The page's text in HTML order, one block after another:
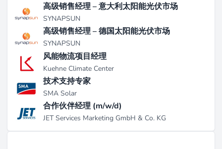
自2015年以来，IEEFA通过对印度电力分配效率、可再
生能源投资竞争力及化石燃料不可行性的详细财务评
估，在推动印度可再生能源转型方面发挥了重要作用。
他们的研究支持了印度的电气化努力以及智能电网和替
代电源基础设施的发展（来源：
球范围内，IEEFA的分析为投资者评估能源风险与收益提
供了依据，支持了公民在能源问题上的倡导，并促成了
公共和私营部门资本投资规则的变革。值得注意的是，
他们制作了关于全球公用事业从煤炭向可再生能源转型
的案例研究，展示了其对全球能源政策和投资决策的影
响力（来源：ieefa.org）。他们的工作得到了包括麦克
高级销售经理 – 意大利太阳能光伏市场
SYNAPSUN
高级销售经理 – 德国太阳能光伏市场
SYNAPSUN
风能物流项目经理
Kuehne Climate Center
技术支持专家
SMA Solar
合作伙伴经理 (m/w/d)
JET Services Marketing GmbH & Co. KG